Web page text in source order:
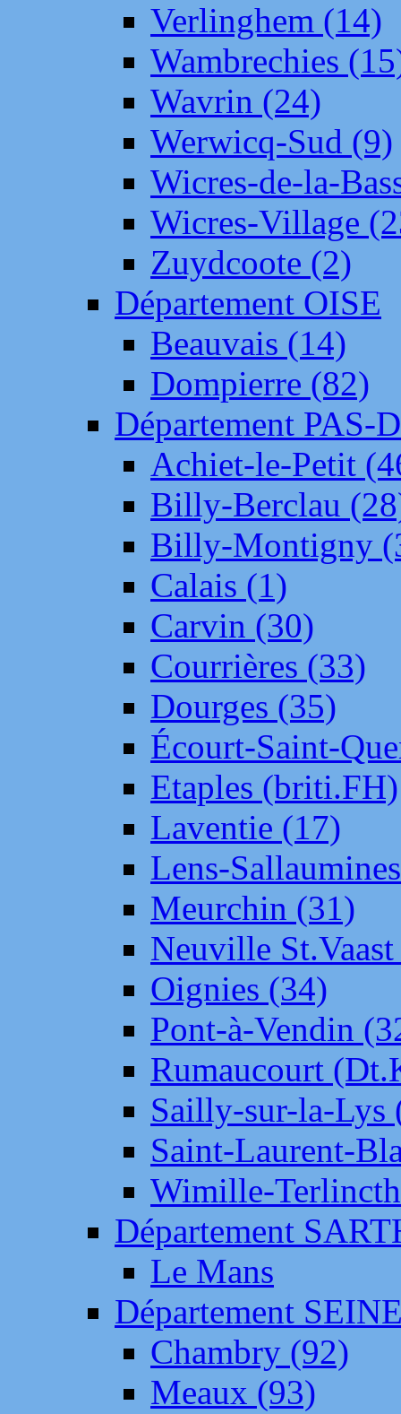
Verlinghem (14)
Wambrechies
Wavrin (24)
Werwicq-Sud (9)
Wicres-de-la-
Wicres-Village
Zuydcoote (2)
Département OISE
Beauvais (14)
Dompierre (82)
Département PAS-
Achiet-le-Petit
Billy-Berclau
Billy-Montigny
Calais (1)
Carvin (30)
Courrières (33)
Dourges (35)
Écourt-Saint-
Etaples (briti.FH)
Laventie (17)
Lens-
Meurchin (31)
Neuville
Oignies (34)
Pont-à-Vendin
Rumaucourt
Sailly-sur-la-Lys
Saint-Laurent-
Wimille-
Département
Le Mans
Département
Chambry (92)
Meaux (93)